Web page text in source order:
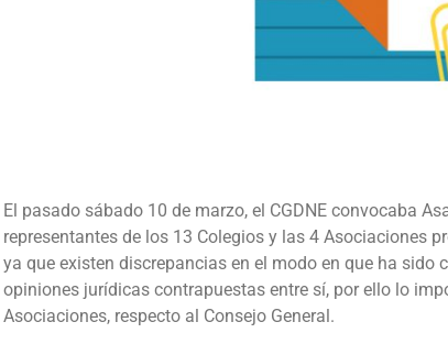
El pasado sábado 10 de marzo, el CGDNE convocaba
representantes de los 13 Colegios y las 4 Asociaciones
ya que existen discrepancias en el modo en que ha sido
opiniones jurídicas contrapuestas entre sí, por ello lo
Asociaciones, respecto al Consejo General.